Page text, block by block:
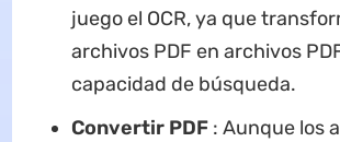
juego el OCR, ya que
archivos PDF en archivos
capacidad de búsqueda.
Convertir PDF: Aunque los